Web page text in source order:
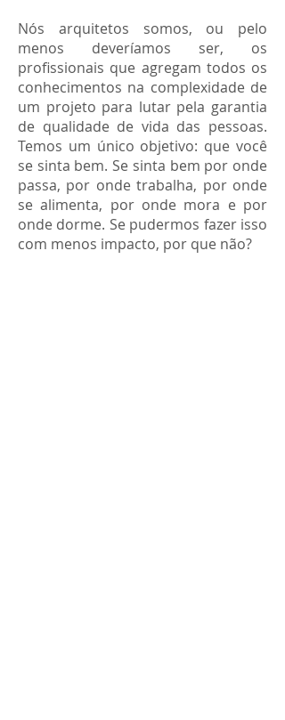
Nós arquitetos somos, ou pelo
menos deveríamos ser, os
profissionais que agregam todos os
conhecimentos na complexidade de
um projeto para lutar pela garantia
de qualidade de vida das pessoas.
Temos um único objetivo: que você
se sinta bem. Se sinta bem por onde
passa, por onde trabalha, por onde
se alimenta, por onde mora e por
onde dorme. Se pudermos fazer isso
com menos impacto, por que não?